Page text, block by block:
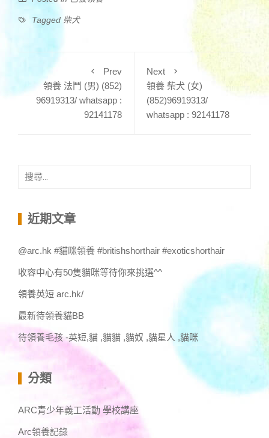
Tagged 柴犬
Prev
領養 法鬥 (男) (852)
96919313/ whatsapp :
92141178
Next
領養 柴犬 (女)
(852)96919313/
whatsapp : 92141178
搜
鍵 近期文章
@arc.hk #貓咪領養 #britishshorthair #exoticshorthair
收容中心有50隻貓咪等待你來挑選^^
領養英短 arc.hk/
最新待領養貓BB
待領養毛孩 -英短,貓 ,貓貓 ,貓奴 ,貓星人 ,貓咪
分類
ARC青少年義工活動 學校講座
Arc領養記錄